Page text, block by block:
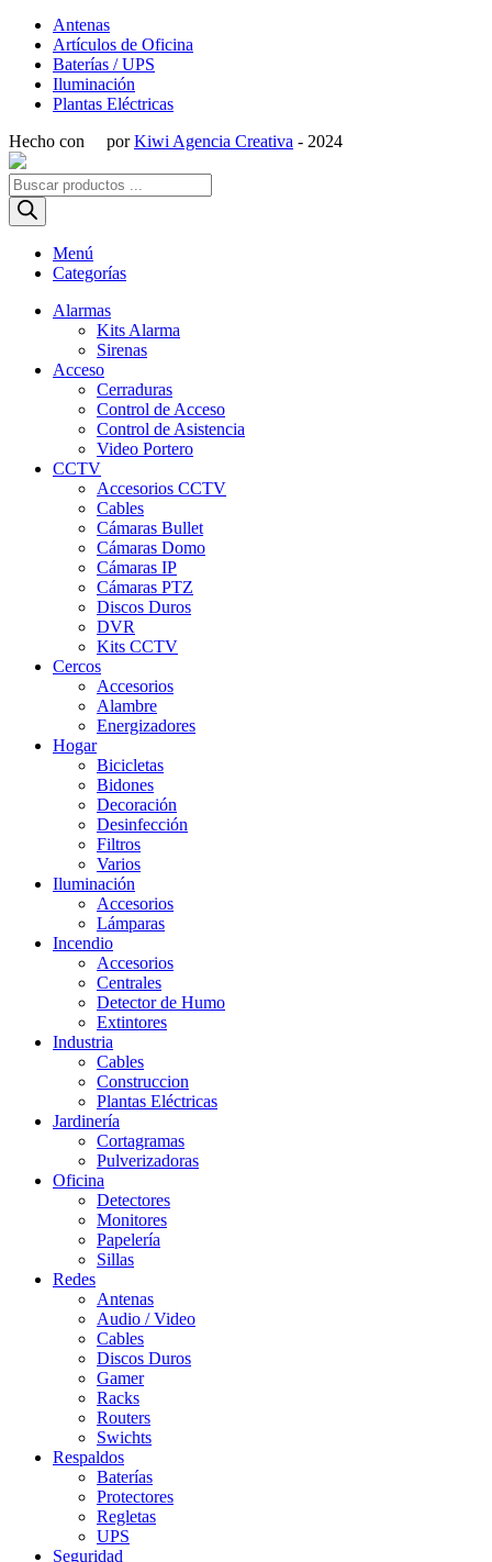
Antenas
Artículos de Oficina
Baterías / UPS
Iluminación
Plantas Eléctricas
Hecho con
porKiwi Agencia Creativa - 2024
Búsqueda
de
productos
Menú
Categorías
Alarmas
Kits Alarma
Sirenas
Acceso
Cerraduras
Control de Acceso
Control de Asistencia
Video Portero
CCTV
Accesorios CCTV
Cables
Cámaras Bullet
Cámaras Domo
Cámaras IP
Cámaras PTZ
Discos Duros
DVR
Kits CCTV
Cercos
Accesorios
Alambre
Energizadores
Hogar
Bicicletas
Bidones
Decoración
Desinfección
Filtros
Varios
Iluminación
Accesorios
Lámparas
Incendio
Accesorios
Centrales
Detector de Humo
Extintores
Industria
Cables
Construccion
Plantas Eléctricas
Jardinería
Cortagramas
Pulverizadoras
Oficina
Detectores
Monitores
Papelería
Sillas
Redes
Antenas
Audio / Video
Cables
Discos Duros
Gamer
Racks
Routers
Swichts
Respaldos
Baterías
Protectores
Regletas
UPS
Seguridad